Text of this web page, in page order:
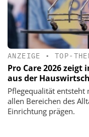
ANZEIGE •TOP-
Pro Care 2026
aus der
Pflegequalität entsteht
allen Bereichen des
Einrichtung prägen.